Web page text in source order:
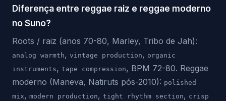
Diferença entre reggae raiz e reggae moderno
no Suno?
Roots / raiz (anos 70-80, Marley, Tribo de Jah):
analog warmth, vintage production, organic
instruments, tape compression, BPM 72-80. Reggae
moderno (Maneva, Natiruts pós-2010): polished
mix, modern production, tight rhythm section, crisp